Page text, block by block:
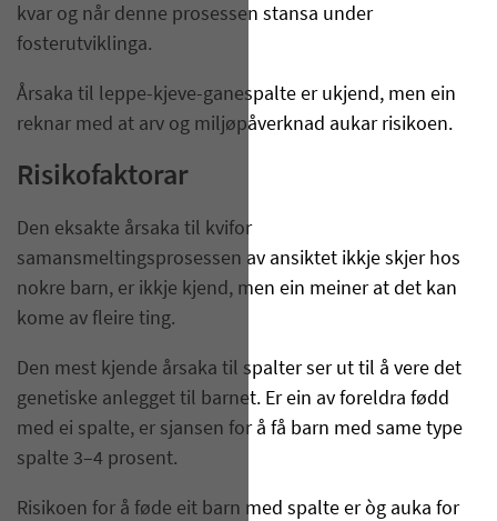
kvar og når denne prosessen stansa under
fosterutviklinga.
Årsaka til leppe-kjeve-ganespalte er ukjend, men ein
reknar med at arv og miljøpåverknad aukar risikoen.
Risikofaktorar
Den eksakte årsaka til kvifor
samansmeltingsprosessen av ansiktet ikkje skjer hos
nokre barn, er ikkje kjend, men ein meiner at det kan
kome av fleire ting.
Den mest kjende årsaka til spalter ser ut til å vere det
genetiske anlegget til barnet. Er ein av foreldra fødd
med ei spalte, er sjansen for å få barn med same type
spalte 3–4 prosent.
Risikoen for å føde eit barn med spalte er òg auka for